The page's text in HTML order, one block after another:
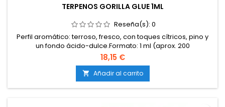
TERPENOS GORILLA GLUE 1ML
Reseña(s): 0
Perfil aromático: terroso, fresco, con toques cítricos, pino y
un fondo ácido-dulce.Formato: 1 ml (aprox. 200
gotas).Terpenos 100 % naturales y puros.Sin cannabinoides,
disolventes ni aditivos.Materias primas de cultivos
sostenibles, libres de pesticidas y OGM.Certificación ISO y
calidad alimentaria.Marca: Cali Terpenes.
18,15 €
 Añadir al carrito